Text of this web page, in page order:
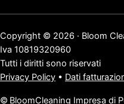
Copyright © 2026 · Bloom
Iva 10819320960
Tutti i diritti sono riservati
Privacy Policy • Dati
© BloomCleaning Impresa di